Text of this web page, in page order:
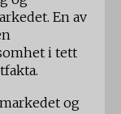
En av
i tett
og